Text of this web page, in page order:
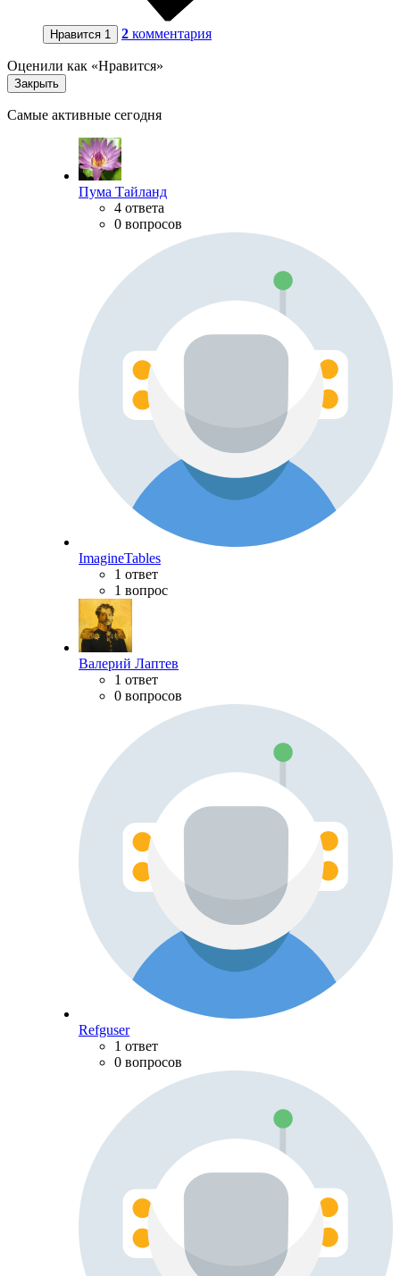
Нравится 1 2 комментария
Оценили как «Нравится»
Закрыть
Самые активные сегодня
Пума Тайланд
4 ответа
0 вопросов
ImagineTables
1 ответ
1 вопрос
Валерий Лаптев
1 ответ
0 вопросов
Refguser
1 ответ
0 вопросов